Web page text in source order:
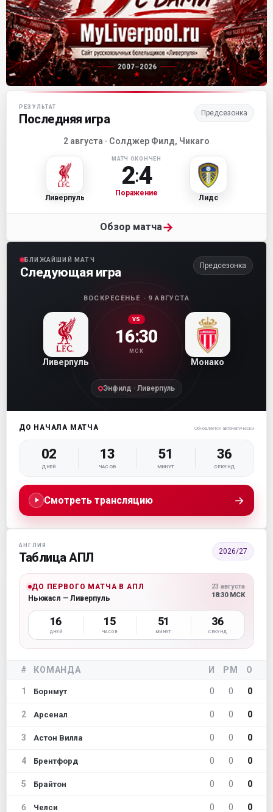
Матч-центр «Ливерпуля»
РЕЗУЛЬТАТ
Последняя игра Предсезонка
2 августа · Солджер Филд, Чикаго
Ливерпуль
МАТЧ ОКОНЧЕН
2:4
Поражение
Лидс
Обзор матча→
БЛИЖАЙШИЙ МАТЧ
Следующая игра Предсезонка
ВОСКРЕСЕНЬЕ · 9 АВГУСТА
Ливерпуль
VS
16:30
МСК
Монако
Энфилд · Ливерпуль
ДО НАЧАЛА МАТЧА Обновляется автоматически
02
ДНЕЙ
13
ЧАСОВ
51
МИНУТ
35
СЕКУНД
Смотреть трансляцию →
АНГЛИЯ
Таблица АПЛ 2026/27
ДО ПЕРВОГО МАТЧА В АПЛ
Ньюкасл — Ливерпуль
23 августа
18:30 МСК
16
ДНЕЙ
15
ЧАСОВ
51
МИНУТ
35
СЕКУНД
# КОМАНДА И РМ О
1 Борнмут 0 0 0
2 Арсенал 0 0 0
3 Астон Вилла 0 0 0
4 Брентфорд 0 0 0
5 Брайтон 0 0 0
6 Челси 0 0 0